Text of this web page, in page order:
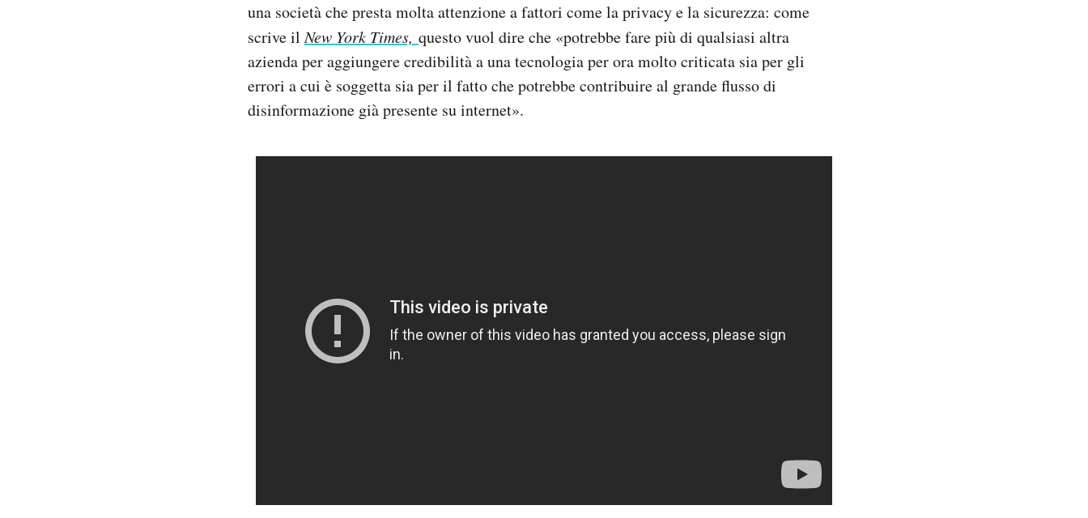
una società che presta molta attenzione a fattori come la privacy e la sicurezza: come
scrive ilNew York Times, questo vuol dire che «potrebbe fare più di qualsiasi altra
azienda per aggiungere credibilità a una tecnologia per ora molto criticata sia per gli
errori a cui è soggetta sia per il fatto che potrebbe contribuire al grande flusso di
disinformazione già presente su internet».